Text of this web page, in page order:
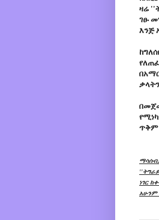
ዛሬ
ገፁ
እንጅ
ጥቅም
ነገር
አሁንም